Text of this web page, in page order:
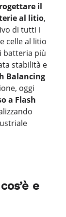
il
al litio,
di tutti i
celle al litio
batteria più
stabilità e
Balancing
oggi
a Flash
e